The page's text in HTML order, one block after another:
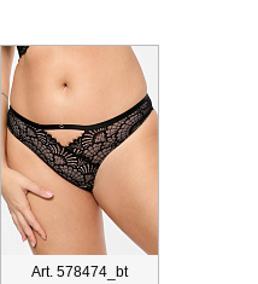
Art. 578474_bt